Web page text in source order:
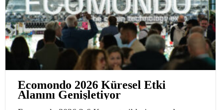
Ecomondo 2026 Küresel Etki
Alanını Genişletiyor